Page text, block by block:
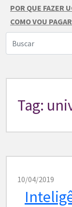
POR QUE FAZER
COMO VOU
Tag:
10/04/2019